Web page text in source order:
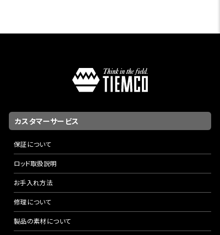
カスタマーサービス
保証について
ロッド取扱説明
お手入れ方法
修理について
製品の素材について